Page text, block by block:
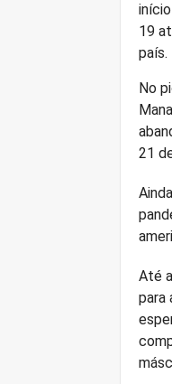
19
país.
No
21
Até
para